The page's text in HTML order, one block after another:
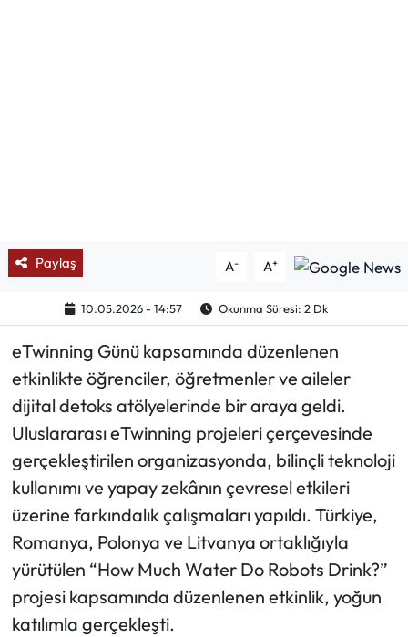
Paylaş A- A+
10.05.2026 - 14:57 Okunma Süresi: 2 Dk
eTwinning Günü kapsamında düzenlenen
etkinlikte öğrenciler, öğretmenler ve aileler
dijital detoks atölyelerinde bir araya geldi.
Uluslararası eTwinning projeleri çerçevesinde
gerçekleştirilen organizasyonda, bilinçli teknoloji
kullanımı ve yapay zekânın çevresel etkileri
üzerine farkındalık çalışmaları yapıldı. Türkiye,
Romanya, Polonya ve Litvanya ortaklığıyla
yürütülen “How Much Water Do Robots Drink?”
projesi kapsamında düzenlenen etkinlik, yoğun
katılımla gerçekleşti.
BIK
ASTROLOJİ
Spor Yazıları
Mektup Galeri
Sağlık
Turizm
Teknoloji